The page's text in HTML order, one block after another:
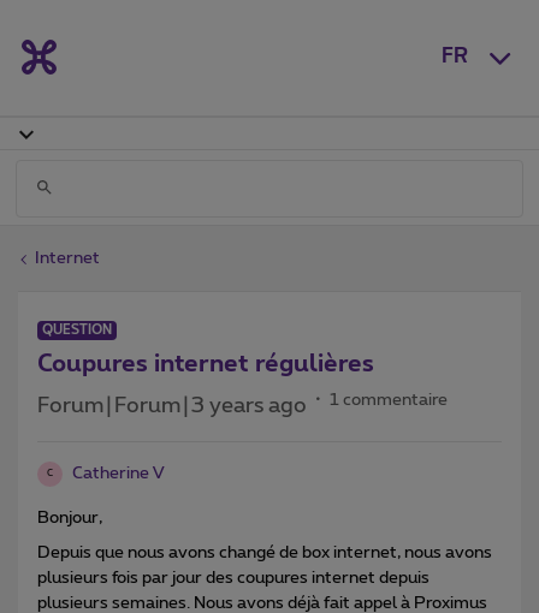
FR
Internet
QUESTION
Coupures internet régulières
Forum|Forum|3 years ago 1 commentaire
C Catherine V
Bonjour,
Depuis que nous avons changé de box internet, nous avons
plusieurs fois par jour des coupures internet depuis
plusieurs semaines. Nous avons déjà fait appel à Proximus